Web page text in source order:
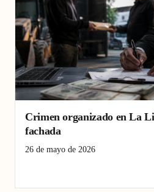
Crimen organizado en La
fachada
26 de mayo de 2026